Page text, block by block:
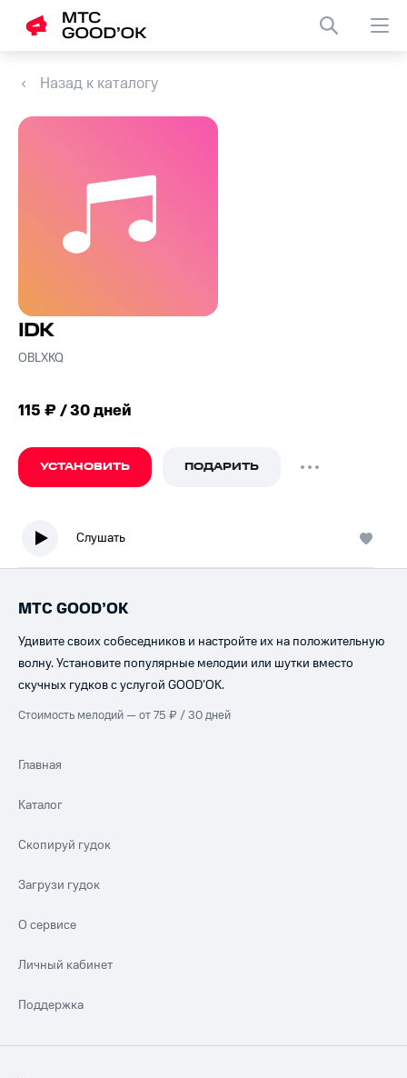
Назад к каталогу
IDK
OBLXKQ
115 ₽ / 30 дней
УСТАНОВИТЬ ПОДАРИТЬ
Слушать
МТС GOOD’OK
Удивите своих собеседников и настройте их на положительную
волну. Установите популярные мелодии или шутки вместо
скучных гудков с услугой GOOD’OK.
Стоимость мелодий — от 75 ₽ / 30 дней
Главная
Каталог
Скопируй гудок
Загрузи гудок
О сервисе
Личный кабинет
Поддержка